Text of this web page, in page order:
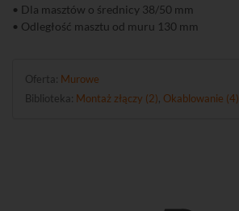
• Dla masztów o średnicy 38/50 mm
• Odległość masztu od muru 130 mm
Oferta: Murowe
Biblioteka: Montaż złączy (2) Okablowanie (4)